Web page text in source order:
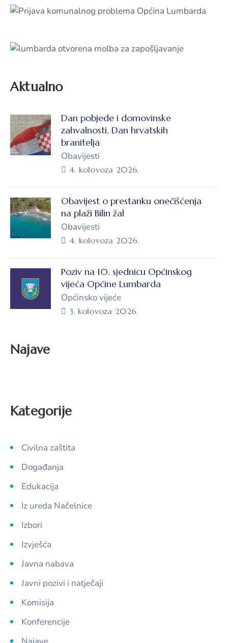
Aktualno
Dan pobjede i domovinske
zahvalnosti, Dan hrvatskih
branitelja
Obavijesti
4. kolovoza 2026.
Obavijest o prestanku onečišćenja
na plaži Bilin žal
Obavijesti
4. kolovoza 2026.
Poziv na 10. sjednicu Općinskog
vijeća Općine Lumbarda
Općinsko vijeće
3. kolovoza 2026.
Najave
Kategorije
Civilna zaštita
Događanja
Edukacija
Iz ureda Načelnice
Izbori
Izvješća
Javna nabava
Javni pozivi i natječaji
Komisija
Konferencije